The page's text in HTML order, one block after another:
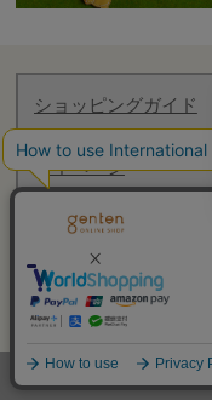
ショッピングガイド
マイページ
(C) 2020